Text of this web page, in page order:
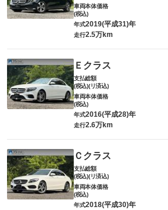
車両本体価格
(税込)
年式2019(平成31)年
走行2.5万km
Ｅクラス
支払総額
(税込)(リ済込)
車両本体価格
(税込)
年式2016(平成28)年
走行2.6万km
Ｃクラス
支払総額
(税込)(リ済込)
車両本体価格
(税込)
年式2018(平成30)年